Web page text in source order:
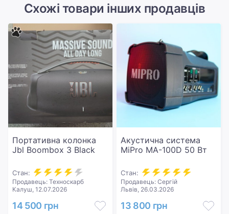
Схожі товари інших продавців
Портативна колонка
Jbl Boombox 3 Black
Стан:
Продавець: Техноскарб
Калуш, 12.07.2026
14 500 грн
Акустична система
MiPro MA-100D 50 Вт
Стан:
Продавець: Сергій
Львів, 26.03.2026
13 800 грн